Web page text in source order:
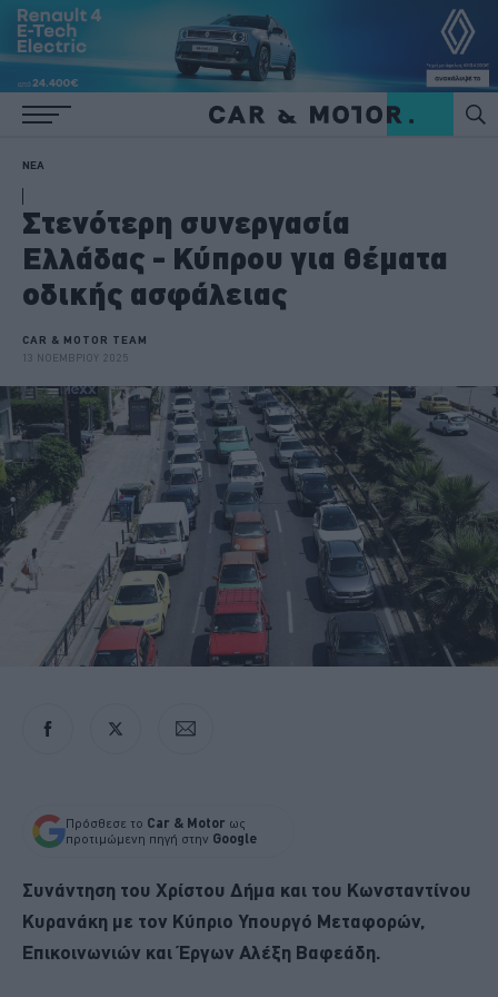
ΝΕΑ
Στενότερη συνεργασία
Ελλάδας - Κύπρου για θέματα
οδικής ασφάλειας
CAR & MOTOR TEAM
13 ΝΟΕΜΒΡΙΟΥ 2025
Πρόσθεσε το Car & Motor ως
προτιμώμενη πηγή στην Google
Συνάντηση του Χρίστου Δήμα και του Κωνσταντίνου
Κυρανάκη με τον Κύπριο Υπουργό Μεταφορών,
Επικοινωνιών και Έργων Αλέξη Βαφεάδη.